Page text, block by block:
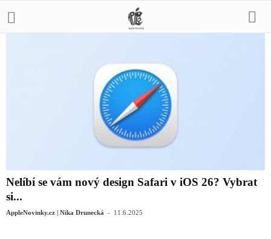
Nelíbí se vám nový design Safari v iOS 26? Vybrat
si...
AppleNovinky.cz | Nika Drunecká - 11.6.2025